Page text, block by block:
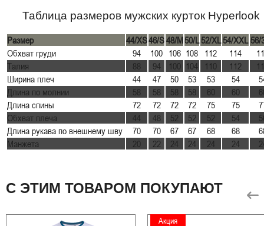
Таблица размеров мужских курток Hyperlook
Размер 44/XS46/S48/M50/L 52/XL54/XXL 56/
Обхват груди
94 100 106 108 112 114
Талия
88 94 100 104 110 112
Ширина плеч
44 47 50 53 53 54
Длина по молнии
58 58 58 58 60 60
Длина спины
72 72 72 72 75 75
Обхват плеча
44 48 52 52 52 54
Длина рукава по внешнему шву
70 70 67 67 68 68
Манжета
20 22 24 24 24 24
С ЭТИМ ТОВАРОМ ПОКУПАЮТ
Акция